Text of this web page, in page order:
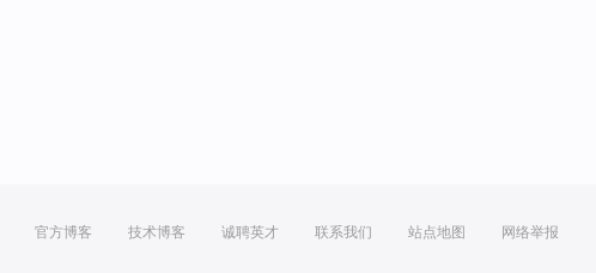
官方博客 技术博客 诚聘英才 联系我们 站点地图 网络举报